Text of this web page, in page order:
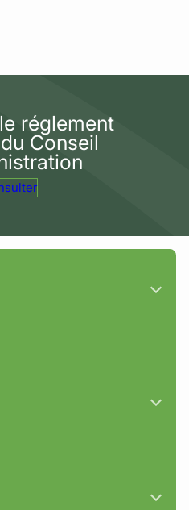
réglement
Conseil